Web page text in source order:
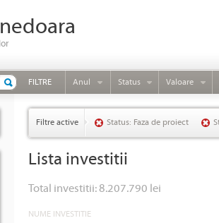
FILTRE Anul Status Valoare
Filtre active Status: Faza de proiect
Lista investitii
Total investitii: 8.207.790 lei
NUME INVESTITIE